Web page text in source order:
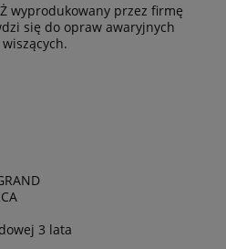
wyprodukowany przez firmę
się do opraw awaryjnych
3 lata